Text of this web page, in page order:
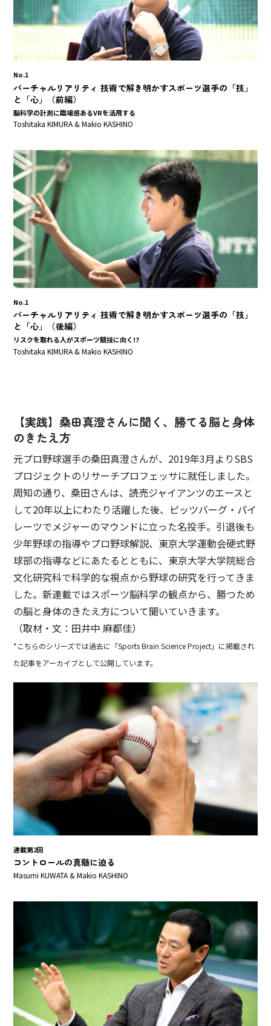
No.1
バーチャルリアリティ 技術で解き明かすスポーツ選手の「技」
と「心」（前編）
脳科学の計測に臨場感あるVRを活用する
Toshitaka KIMURA & Makio KASHINO
No.1
バーチャルリアリティ 技術で解き明かすスポーツ選手の「技」
と「心」（後編）
リスクを取れる人がスポーツ競技に向く!?
Toshitaka KIMURA & Makio KASHINO
【実践】桑田真澄さんに聞く、勝てる脳と身体
のきたえ方
元プロ野球選手の桑田真澄さんが、2019年3月よりSBS
プロジェクトのリサーチプロフェッサに就任しました。
周知の通り、桑田さんは、読売ジャイアンツのエースと
して20年以上にわたり活躍した後、ピッツバーグ・パイ
レーツでメジャーのマウンドに立った名投手。引退後も
少年野球の指導やプロ野球解説、東京大学運動会硬式野
球部の指導などにあたるとともに、東京大学大学院総合
文化研究科で科学的な視点から野球の研究を行ってきま
した。新連載ではスポーツ脳科学の観点から、勝つため
の脳と身体のきたえ方について聞いていきます。
（取材・文：田井中 麻都佳）
*こちらのシリーズでは過去に「Sports Brain Science Project」に掲載され
た記事をアーカイブとして公開しています。
連載第2回
コントロールの真髄に迫る
Masumi KUWATA & Makio KASHINO